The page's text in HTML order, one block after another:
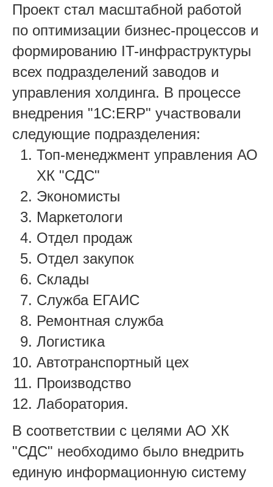
Проект стал масштабной работой
по оптимизации бизнес-процессов и
формированию IT-инфраструктуры
всех подразделений заводов и
управления холдинга. В процессе
внедрения "1С:ERP" участвовали
следующие подразделения:
Топ-менеджмент управления АО
ХК "СДС"
Экономисты
Маркетологи
Отдел продаж
Отдел закупок
Склады
Служба ЕГАИС
Ремонтная служба
Логистика
Автотранспортный цех
Производство
Лаборатория.
В соответствии с целями АО ХК
"СДС" необходимо было внедрить
единую информационную систему